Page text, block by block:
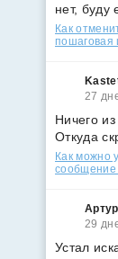
нет, буду
Как
пошаговая
27
Ничего
Откуда
Как можно
сообщение
Артур
29
Устал